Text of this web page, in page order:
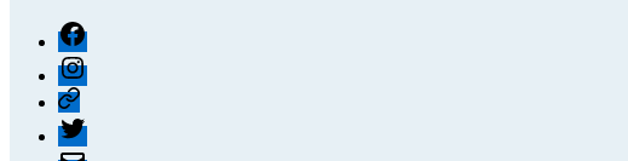
Facebook
Instagram
Threads
X
E-